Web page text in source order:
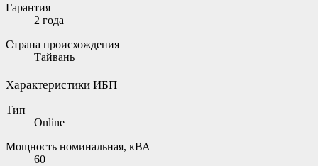
Гарантия
2 года
Страна происхождения
Тайвань
Характеристики ИБП
Тип
Online
Мощность номинальная, кВА
60